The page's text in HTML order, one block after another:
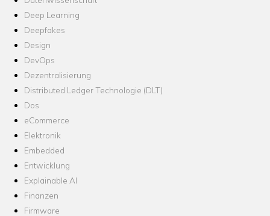
Deep Learning
Deepfakes
Design
DevOps
Dezentralisierung
Distributed Ledger Technologie (DLT)
Dos
eCommerce
Elektronik
Embedded
Entwicklung
Explainable AI
Finanzen
Firmware